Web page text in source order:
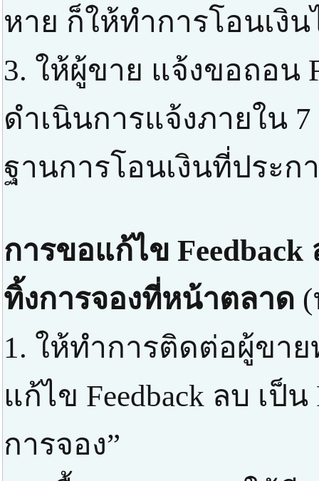
หาย ก็ให้ทำการโอนเงิ
3. ให้ผู้ขาย แจ้งขอถอน
ดำเนินการแจ้งภายใน
ฐานการโอนเงินที่ประก
การขอแก้ไข Feedback
ทิ้งการจองที่หน้าตลาด
1. ให้ทำการติดต่อผู้ขา
แก้ไข Feedback ลบ เป็น
การจอง”